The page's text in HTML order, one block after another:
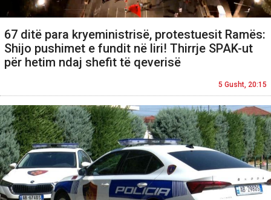
67 ditë para kryeministrisë, protestuesit Ramës:
Shijo pushimet e fundit në liri! Thirrje SPAK-ut
për hetim ndaj shefit të qeverisë
5 Gusht, 20:15